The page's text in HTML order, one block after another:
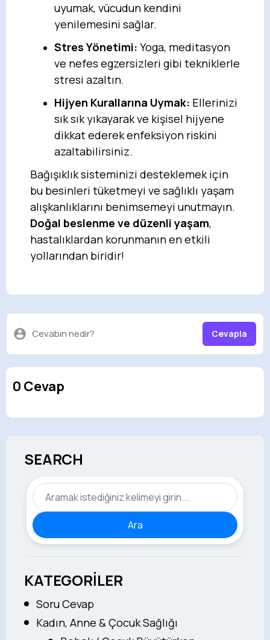
uyumak, vücudun kendini
yenilemesini sağlar.
Stres Yönetimi: Yoga, meditasyon
ve nefes egzersizleri gibi tekniklerle
stresi azaltın.
Hijyen Kurallarına Uymak: Ellerinizi
sık sık yıkayarak ve kişisel hijyene
dikkat ederek enfeksiyon riskini
azaltabilirsiniz.
Bağışıklık sisteminizi desteklemek için
bu besinleri tüketmeyi ve sağlıklı yaşam
alışkanlıklarını benimsemeyi unutmayın.
Doğal beslenme ve düzenli yaşam,
hastalıklardan korunmanın en etkili
yollarından biridir!
Cevabın nedir? Cevapla
0 Cevap
SEARCH
Ara
KATEGORİLER
Soru Cevap
Kadın, Anne & Çocuk Sağlığı